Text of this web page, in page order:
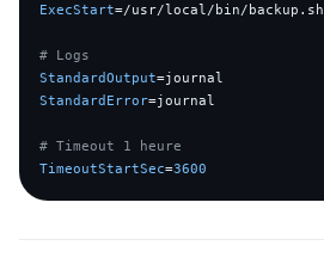
ExecStart=/usr/local/bin/backup.sh
# Logs
StandardOutput
StandardError=journal
# Timeout 1 heure
TimeoutStartSec=3600